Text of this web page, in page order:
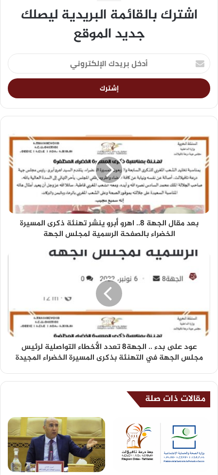
اشترك بالقائمة البريدية ليصلك
جديد الموقع
بعد مقال الجهة 8.. اهرو أبرو ينشر تهنئة ذكرى المسيرة
الخضراء بالصفحة الرسمية لمجلس الجهة
عود على بدء .. الجهة8 تعدد الأخطاء التواصلية لرئيس
مجلس الجهة في التهنئة بذكرى المسيرة الخضراء المجيدة
مقالات ذات صلة